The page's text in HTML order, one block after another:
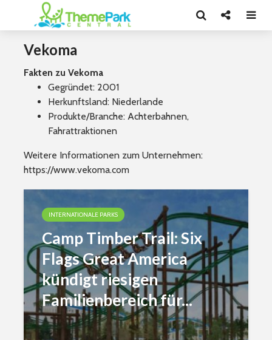
Vekoma
Fakten zu Vekoma
Gegründet: 2001
Herkunftsland: Niederlande
Produkte/Branche: Achterbahnen,
Fahrattraktionen
Weitere Informationen zum Unternehmen:
https://www.vekoma.com
INTERNATIONALE PARKS
Camp Timber Trail: Six
Flags Great America
kündigt riesigen
Familienbereich für...